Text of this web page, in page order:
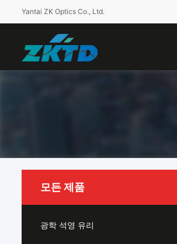
Yantai ZK Optics Co., Ltd.
모든 제품
광학 석영 유리